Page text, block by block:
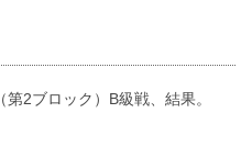
2ブロック）B級戦、結果。